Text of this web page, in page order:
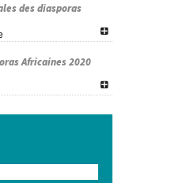
des diasporas
Africaines 2020